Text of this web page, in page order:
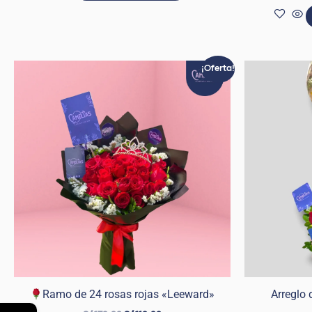
¡Oferta!
Ramo de 24 rosas rojas «Leeward»
S/ 179.99.
precio
actual
Arreglo